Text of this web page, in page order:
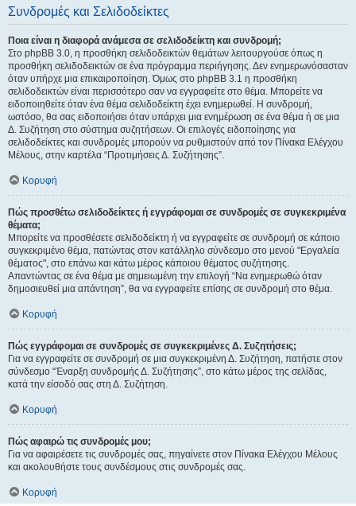
Συνδρομές και Σελιδοδείκτες
Ποια είναι η διαφορά ανάμεσα σε σελιδοδείκτη και συνδρομή;
Στο phpBB 3.0, η προσθήκη σελιδοδεικτών θεμάτων λειτουργούσε όπως η
προσθήκη σελιδοδεικτών σε ένα πρόγραμμα περιήγησης. Δεν ενημερωνόσασταν
όταν υπήρχε μια επικαιροποίηση. Όμως στο phpBB 3.1 η προσθήκη
σελιδοδεικτών είναι περισσότερο σαν να εγγραφείτε στο θέμα. Μπορείτε να
ειδοποιηθείτε όταν ένα θέμα σελιδοδείκτη έχει ενημερωθεί. Η συνδρομή,
ωστόσο, θα σας ειδοποιήσει όταν υπάρχει μια ενημέρωση σε ένα θέμα ή σε μια
Δ. Συζήτηση στο σύστημα συζητήσεων. Οι επιλογές ειδοποίησης για
σελιδοδείκτες και συνδρομές μπορούν να ρυθμιστούν από τον Πίνακα Ελέγχου
Μέλους, στην καρτέλα “Προτιμήσεις Δ. Συζήτησης”.
Κορυφή
Πώς προσθέτω σελιδοδείκτες ή εγγράφομαι σε συνδρομές σε συγκεκριμένα
θέματα;
Μπορείτε να προσθέσετε σελιδοδείκτη ή να εγγραφείτε σε συνδρομή σε κάποιο
συγκεκριμένο θέμα, πατώντας στον κατάλληλο σύνδεσμο στο μενού "Εργαλεία
θέματος", στο επάνω και κάτω μέρος κάποιου θέματος συζήτησης.
Απαντώντας σε ένα θέμα με σημειωμένη την επιλογή “Να ενημερωθώ όταν
δημοσιευθεί μια απάντηση”, θα να εγγραφείτε επίσης σε συνδρομή στο θέμα.
Κορυφή
Πώς εγγράφομαι σε συνδρομές σε συγκεκριμένες Δ. Συζητήσεις;
Για να εγγραφείτε σε συνδρομή σε μια συγκεκριμένη Δ. Συζήτηση, πατήστε στον
σύνδεσμο “Έναρξη συνδρομής Δ. Συζήτησης”, στο κάτω μέρος της σελίδας,
κατά την είσοδό σας στη Δ. Συζήτηση.
Κορυφή
Πώς αφαιρώ τις συνδρομές μου;
Για να αφαιρέσετε τις συνδρομές σας, πηγαίνετε στον Πίνακα Ελέγχου Μέλους
και ακολουθήστε τους συνδέσμους στις συνδρομές σας.
Κορυφή